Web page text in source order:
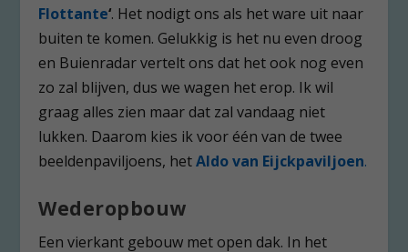
Flottante‘. Het nodigt ons als het ware uit naar
buiten te komen. Gelukkig is het nu even droog
en Buienradar vertelt ons dat het ook nog even
zo zal blijven, dus we wagen het erop. Ik wil
graag alles zien maar dat zal vandaag niet
lukken. Daarom kies ik voor één van de twee
beeldenpaviljoens, hetAldo van Eijckpaviljoen.
Wederopbouw
Een vierkant gebouw met open dak. In het